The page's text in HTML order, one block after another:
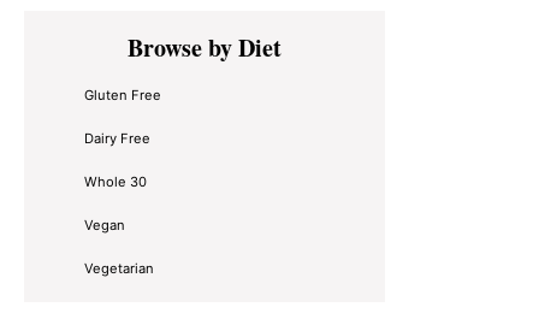
Primary
SidebarBrowse by Diet
Gluten Free
Dairy Free
Whole 30
Vegan
Vegetarian